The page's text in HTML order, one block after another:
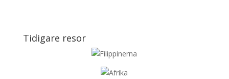
Tidigare resor